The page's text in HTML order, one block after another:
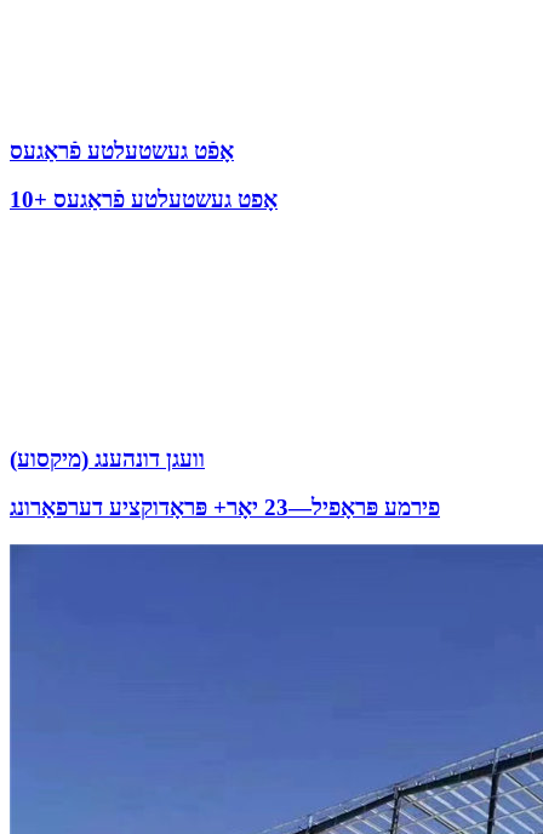
אָפֿט געשטעלטע פֿראַגעס
10+ אָפט געשטעלטע פֿראַגעס
וועגן דונהענג (מיקסוע)
פירמע פּראָפיל—23 יאָר+ פּראָדוקציע דערפאַרונג